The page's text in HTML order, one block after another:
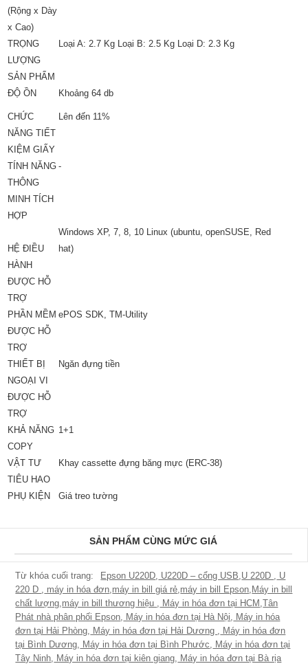
(Rộng x Dày
x Cao)
TRỌNG
LƯỢNG
SẢN PHẨM
Loại A: 2.7 Kg Loại B: 2.5 Kg Loại D: 2.3 Kg
ĐỘ ỒN Khoảng 64 db
CHỨC
NĂNG TIẾT
KIỆM GIẤY
Lên đến 11%
TÍNH NĂNG -
THÔNG
MINH TÍCH
HỢP
Windows XP, 7, 8, 10 Linux (ubuntu, openSUSE, Red
hat)
HỆ ĐIỀU
HÀNH
ĐƯỢC HỖ
TRỢ
PHẦN MỀM
ĐƯỢC HỖ
TRỢ
ePOS SDK, TM-Utility
THIẾT BỊ
NGOẠI VI
ĐƯỢC HỖ
TRỢ
Ngăn đựng tiền
KHẢ NĂNG
COPY
1+1
VẬT TƯ
TIÊU HAO
Khay cassette đựng băng mực (ERC-38)
PHỤ KIỆN Giá treo tường
SẢN PHẨM CÙNG MỨC GIÁ
Epson U220D, U220D – cổng USB,U 220D , U
220 D , máy in hóa đơn,máy in bill giá rẻ,máy in bill Epson, Máy in bill
chất lượng,máy in bill thương hiệu , Máy in hóa đơn tại HCM ,Tân
Phát nhà phân phối Epson, Máy in hóa đơn tại Hà Nội, Máy in hóa
đơn tại Hải Phòng, Máy in hóa đơn tại Hải Dương , Máy in hóa đơn
tại Bình Dương, Máy in hóa đơn tại Bình Phước, Máy in hóa đơn tại
Tây Ninh, Máy in hóa đơn tại kiên giang, Máy in hóa đơn tại Bà rịa